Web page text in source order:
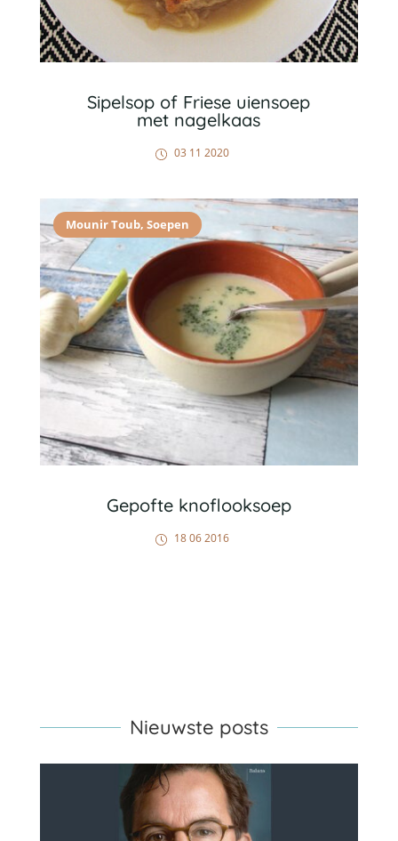
Sipelsop of Friese uiensoep
met nagelkaas
03 11 2020
Mounir Toub, Soepen
Gepofte knoflooksoep
18 06 2016
Nieuwste posts